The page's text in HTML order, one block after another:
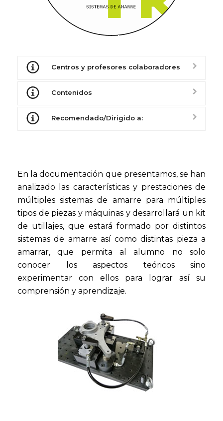
Centros y profesores colaboradores
Contenidos
Recomendado/Dirigido a:
En la documentación que presentamos, se han
analizado las características y prestaciones de
múltiples sistemas de amarre para múltiples
tipos de piezas y máquinas y desarrollará un kit
de utillajes, que estará formado por distintos
sistemas de amarre así como distintas pieza a
amarrar, que permita al alumno no solo
conocer los aspectos teóricos sino
experimentar con ellos para lograr así su
comprensión y aprendizaje.